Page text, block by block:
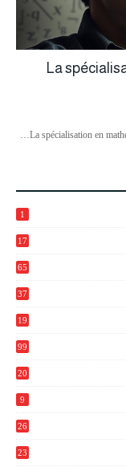
La
La spécialisation en
1
17
65
37
19
99
20
9
26
23